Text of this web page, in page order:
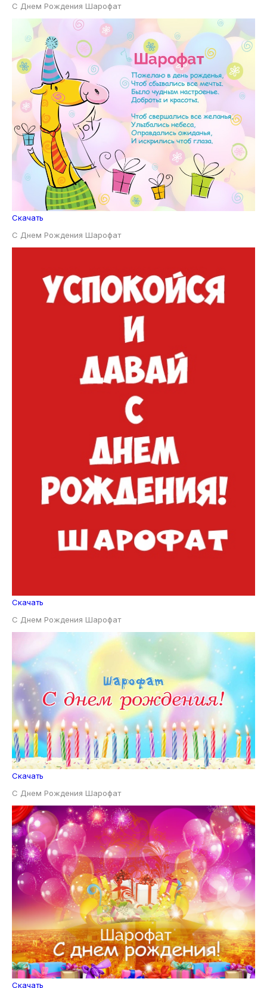
С Днем Рождения Шарофат
Скачать
С Днем Рождения Шарофат
Скачать
С Днем Рождения Шарофат
Скачать
С Днем Рождения Шарофат
Скачать